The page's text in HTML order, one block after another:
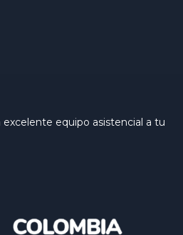
equipo asistencial a tu